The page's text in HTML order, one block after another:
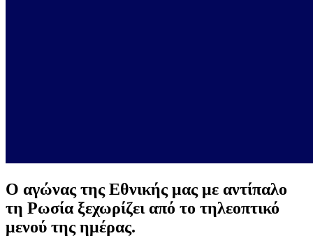
Ο αγώνας της Εθνικής μας με αντίπαλο
τη Ρωσία ξεχωρίζει από το τηλεοπτικό
μενού της ημέρας.